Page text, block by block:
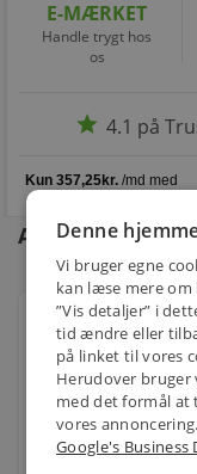
E-MÆRKET
Handle trygt hos
os
star 4.1 på
Andre kunder
L&S
HVID
Denne
Vi bruger egne
kan læse mere om
”Vis detaljer” i
tid ændre eller
på linket til vores
Herudover bruger
med det formål at
vores
Google's